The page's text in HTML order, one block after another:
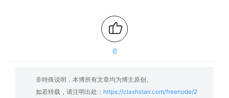
0
非特殊说明，本博所有文章均为博主原创。
如若转载，请注明出处： https://clashstair.com/freenode/2